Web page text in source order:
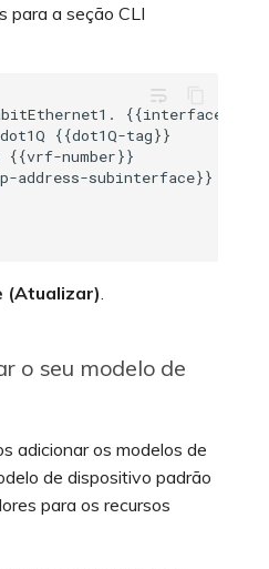
para a seção CLI
wrap_text
{{interface-
{{dot1Q-tag}}
{{vrf-number}}
address-subinterface}}
(Atualizar)
o seu modelo de
adicionar os modelos de
de dispositivo padrão
para os recursos